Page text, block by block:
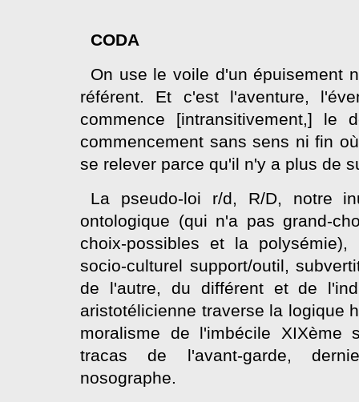
CODA
On use le voile d'un épuisement
référent. Et c'est l'aventure,
commence [intransitivement,] le
commencement sans sens ni fin
se relever parce qu'il n'y a plus de
La pseudo-loi r/d, R/D, notre
ontologique (qui n'a pas grand-
choix-possibles et la
socio-culturel support/outil,
de l'autre, du différent et de
aristotélicienne traverse la logique
moralisme de l'imbécile XIXème
tracas de l'avant-garde,
nosographe.